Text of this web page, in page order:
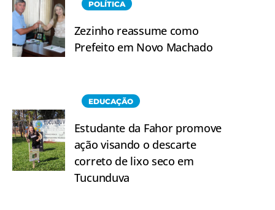
POLÍTICA
Zezinho reassume como
Prefeito em Novo Machado
EDUCAÇÃO
Estudante da Fahor promove
ação visando o descarte
correto de lixo seco em
Tucunduva